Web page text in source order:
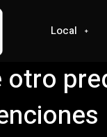
Local
otro